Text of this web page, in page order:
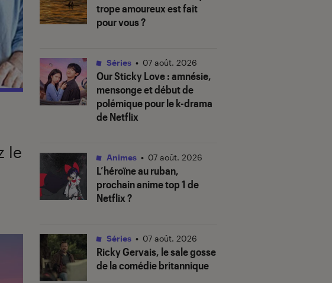
le
trope amoureux est fait
pour vous ?
Our Sticky Love: amnésie,
mensonge et début de
polémique pour le k-drama
de Netflix
Séries • 07 août. 2026
L’héroïne au ruban,
prochain anime top 1 de
Netflix ?
Animes • 07 août. 2026
Ricky Gervais, le sale gosse
de la comédie britannique
Séries • 07 août. 2026